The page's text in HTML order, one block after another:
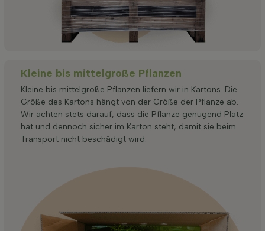
Kleine bis mittelgroße Pflanzen
Kleine bis mittelgroße Pflanzen liefern wir in Kartons. Die
Größe des Kartons hängt von der Größe der Pflanze ab.
Wir achten stets darauf, dass die Pflanze genügend Platz
hat und dennoch sicher im Karton steht, damit sie beim
Transport nicht beschädigt wird.